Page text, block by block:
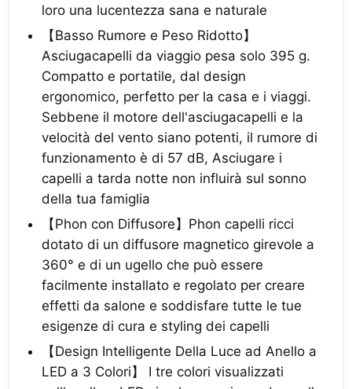
loro una lucentezza sana e naturale
【Basso Rumore e Peso Ridotto】
Asciugacapelli da viaggio pesa solo 395 g.
Compatto e portatile, dal design
ergonomico, perfetto per la casa e i viaggi.
Sebbene il motore dell'asciugacapelli e la
velocità del vento siano potenti, il rumore di
funzionamento è di 57 dB, Asciugare i
capelli a tarda notte non influirà sul sonno
della tua famiglia
【Phon con Diffusore】Phon capelli ricci
dotato di un diffusore magnetico girevole a
360° e di un ugello che può essere
facilmente installato e regolato per creare
effetti da salone e soddisfare tutte le tue
esigenze di cura e styling dei capelli
【Design Intelligente Della Luce ad Anello a
LED a 3 Colori】 I tre colori visualizzati